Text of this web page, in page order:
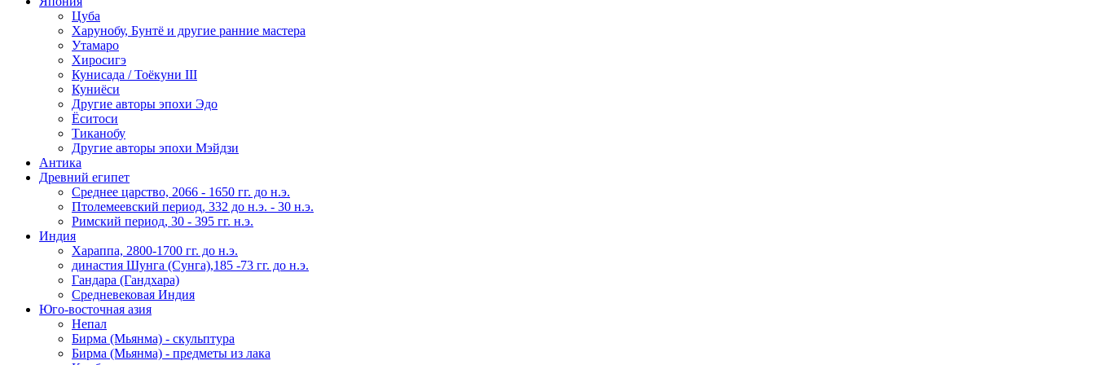
Цуба
Харунобу, Бунтё и другие ранние мастера
Утамаро
Хиросигэ
Кунисада / Тоёкуни III
Куниёси
Другие авторы эпохи Эдо
Ёситоси
Тиканобу
Другие авторы эпохи Мэйдзи
Антика
Древний египет
Среднее царство, 2066 - 1650 гг. до н.э.
Птолемеевский период, 332 до н.э. - 30 н.э.
Римский период, 30 - 395 гг. н.э.
Индия
Хараппа, 2800-1700 гг. до н.э.
династия Шунга (Сунга),185 -73 гг. до н.э.
Гандара (Гандхара)
Средневековая Индия
Юго-восточная азия
Непал
Бирма (Мьянма) - скульптура
Бирма (Мьянма) - предметы из лака